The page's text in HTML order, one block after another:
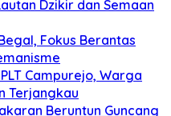
Dzikir dan Semaan
Fokus Berantas
Campurejo, Warga
Terjangkau
Beruntun Guncang